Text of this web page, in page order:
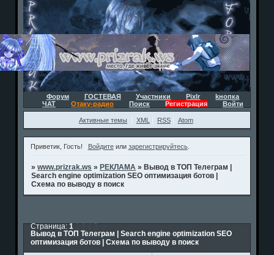
Форум ГОСТЕВАЯ Участники Pixlr
kнопка
ЧАТ
Отаку-радио Поиск Регистрация Войти
Активные темы XML RSS Atom
Приветик, Гость! Войдитеили зарегистрируйтесь.
»www.prizrak.ws » РЕКЛАМА » Вывод в ТОП Телеграм |
Search engine optimization SEO оптимизация ботов |
Схема по выводу в поиск
Вывод в ТОП Телеграм | Search engine optimization SEO
оптимизация ботов | Схема по выводу в поиск
Страница:1 2 3 4 5 »